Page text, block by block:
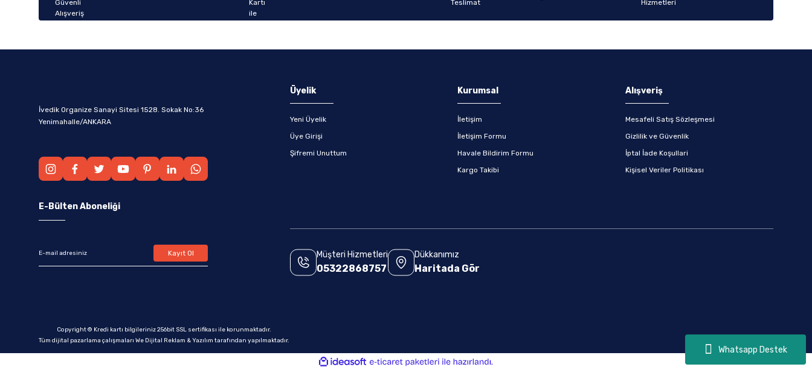
Whatsapp Destek
İvedik Organize Sanayi Sitesi 1528. Sokak No:36
Yenimahalle/ANKARA
Üyelik
Yeni Üyelik
Üye Girişi
Şifremi Unuttum
Kurumsal
İletişim
İletişim Formu
Havale Bildirim Formu
Kargo Takibi
Alışveriş
Mesafeli Satış Sözleşmesi
Gizlilik ve Güvenlik
İptal İade Koşullari
Kişisel Veriler Politikası
E-Bülten Aboneliği
Kayıt Ol Müşteri Hizmetleri
05322868757
Dükkanımız
Haritada Gör
Copyright © Kredi kartı bilgileriniz 256bit SSL sertifikası ile korunmaktadır.
Tüm dijital pazarlama çalışmaları We Dijital Reklam & Yazılım tarafından yapılmaktadır.
ideasoft e-